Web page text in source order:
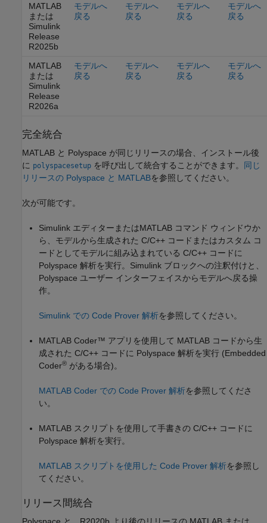
MATLAB
または
Simulink
Release
R2025b
モデルへ
戻る
モデルへ
戻る
モデルへ
戻る
モデルへ
戻る
MATLAB
または
Simulink
Release
R2026a
モデルへ
戻る
モデルへ
戻る
モデルへ
戻る
モデルへ
戻る
完全統合
MATLAB と Polyspace が同じリリースの場合、インストール後
に polyspacesetup を呼び出して統合することができます。
同じ
リリースの Polyspace と MATLABを参照してください。
次が可能です。
Simulink エディターまたはMATLAB コマンド ウィンドウか
ら、モデルから生成された C/C++ コードまたはカスタム コ
ードとしてモデルに組み込まれている C/C++ コードに
Polyspace 解析を実行。Simulink ブロックへの注釈付けと、
Polyspace ユーザー インターフェイスからモデルへ戻る操
作。
Simulink での Code Prover 解析を参照してください。
MATLAB Coder™ アプリを使用して MATLAB コードから生
成された C/C++ コードに Polyspace 解析を実行 (Embedded
Coder® がある場合)。
MATLAB Coder での Code Prover 解析を参照してくださ
い。
MATLAB スクリプトを使用して手書きの C/C++ コードに
Polyspace 解析を実行。
MATLAB スクリプトを使用した Code Prover 解析を参照し
てください。
リリース間統合